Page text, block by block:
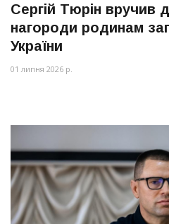
Сергій Тюрін вручив
нагороди родинам
України
01 липня 2026 р.